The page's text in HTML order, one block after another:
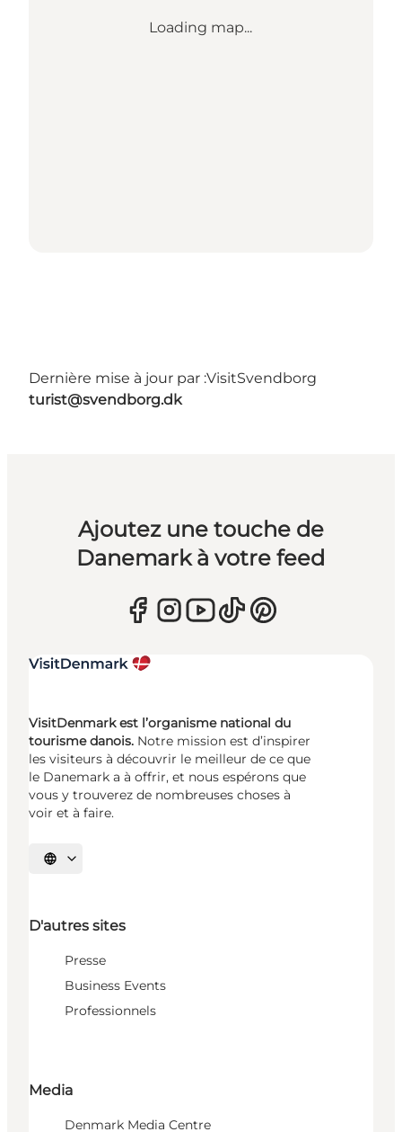
Loading map...
Dernière mise à jour par :VisitSvendborg
turist@svendborg.dk
Ajoutez une touche de
Danemark à votre feed
VisitDenmark est l’organisme national du
tourisme danois. Notre mission est d’inspirer
les visiteurs à découvrir le meilleur de ce que
le Danemark a à offrir, et nous espérons que
vous y trouverez de nombreuses choses à
voir et à faire.
Choisissez la langue
D'autres sites
Presse
Business Events
Professionnels
Media
Denmark Media Centre